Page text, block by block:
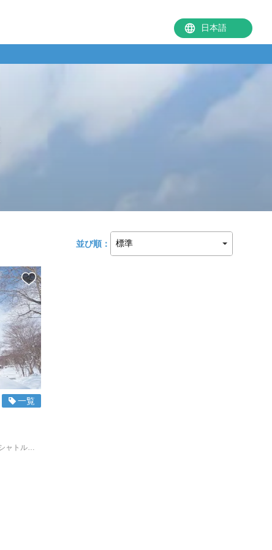
並び順：
一覧
ニセコアンヌプリと札幌を結ぶダイレクトシャトルを、2025年12月16日から運行開始します！ アンヌプリ、ニセコビレッジ、ひらふを経由して札幌駅へ向かいます。 ◇乗車場所 ①ホテル甘露の森 ②ニセコグランドホテル ③ヒルトンニセコビレッジ ④ひらふウェルカムセンター ⑤ミッドタウンニセコ ◇魅力ポイント ・アンヌプリから札幌駅まで約3時間20分で到着 ・PC/スマホで簡単に予約が可能 ・事前払いのため、空港NDSカウンターでEチケットを見せるだけでOK 札幌駅まで快適なバスの旅をお楽しみください！